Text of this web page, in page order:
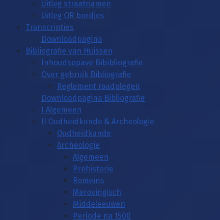
Uitleg straatnamen
Uitleg QR bordjes
Transcripties
Downloadpagina
Bibliografie van Huissen
Inhoudsopave Bibibliografie
Over gebruik Bibliografie
Reglement raadplegen
Downloadpagina Bibliografie
I Algemeen
II Oudheidkunde & Archeologie
Oudheidkunde
Archeologie
Algemeen
Prehistorie
Romeins
Merovingisch
Middeleeuwen
Periode na 1500